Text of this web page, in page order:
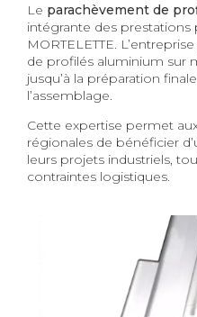
Le parachèvement de
intégrante des prestations
MORTELETTE.
de profilés aluminium sur
jusqu’à la préparation
l’assemblage.
Cette expertise permet
régionales de bénéficier
leurs projets industriels,
contraintes logistiques.